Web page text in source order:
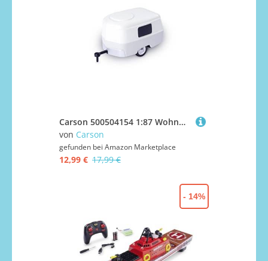
Carson 500504154 1:87 Wohnwagen mit Anhängerkupplung - Wohnwagen für 1:87er Modelle, Anhänger für Modelle, Modellbau, 1:87er, Weiß
von Carson
gefunden bei Amazon Marketplace
12,99 € 17,99 €
- 14%